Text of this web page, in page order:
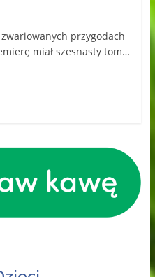
przygodach
miał szesnasty tom…